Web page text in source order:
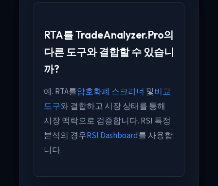
RTA를 TradeAnalyzer.Pro의
다른 도구와 결합할 수 있습니
까?
예. RTA를암호화폐 스크리너 및비교
도구와 결합하고 시장 상태를 통해
시장 맥락으로 검증합니다. RSI 특정
분석의 경우RSI Dashboard를 사용합
니다.